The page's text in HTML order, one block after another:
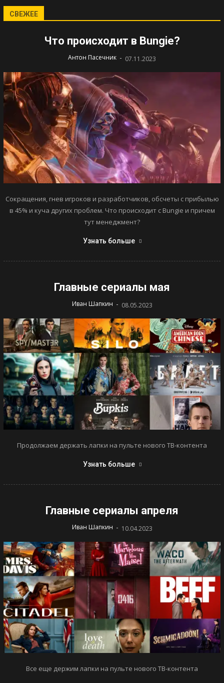
СВЕЖЕЕ
Что происходит в Bungie?
Антон Пасечник - 07.11.2023
Сокращения, гнев игроков и разработчиков, обсчеты с прибылью
в 45% и куча других проблем. Что происходит с Bungie и причем
тут менеджмент?
Узнать больше
Главные сериалы мая
Иван Шапкин - 08.05.2023
Продолжаем держать лапки на пульте нового ТВ-контента
Узнать больше
Главные сериалы апреля
Иван Шапкин - 10.04.2023
Все еще держим лапки на пульте нового ТВ-контента